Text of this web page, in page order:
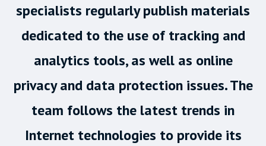
specialists regularly publish materials
dedicated to the use of tracking and
analytics tools, as well as online
privacy and data protection issues. The
team follows the latest trends in
Internet technologies to provide its